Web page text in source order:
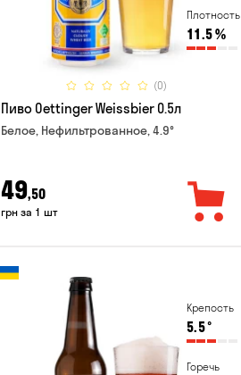
Плотность
11.5%
(0)
Пиво Oettinger Weissbier 0.5л
Белое, Нефильтрованное, 4.9°
49,50
грн за 1 шт
Крепость
5.5°
Горечь